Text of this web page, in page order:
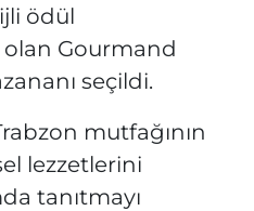
ödül
olan Gourmand
seçildi.
mutfağının
lezzetlerini
tanıtmayı